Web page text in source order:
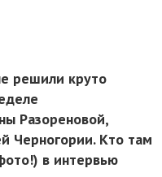
решили круто
Разореновой,
Черногории. Кто там
в интервью